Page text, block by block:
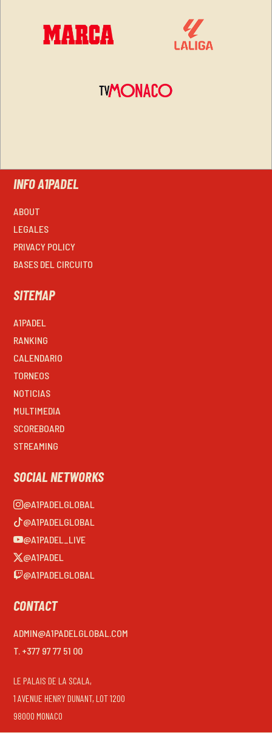
INFO A1PADEL
ABOUT
LEGALES
PRIVACY POLICY
BASES DEL CIRCUITO
SITEMAP
A1PADEL
RANKING
CALENDARIO
TORNEOS
NOTICIAS
MULTIMEDIA
SCOREBOARD
STREAMING
SOCIAL NETWORKS
@A1PADELGLOBAL
@A1PADELGLOBAL
@A1PADEL_LIVE
@A1PADEL
@A1PADELGLOBAL
CONTACT
ADMIN@A1PADELGLOBAL.COM
T. +377 97 77 51 00
LE PALAIS DE LA SCALA,
1 AVENUE HENRY DUNANT, LOT 1200
98000 MONACO